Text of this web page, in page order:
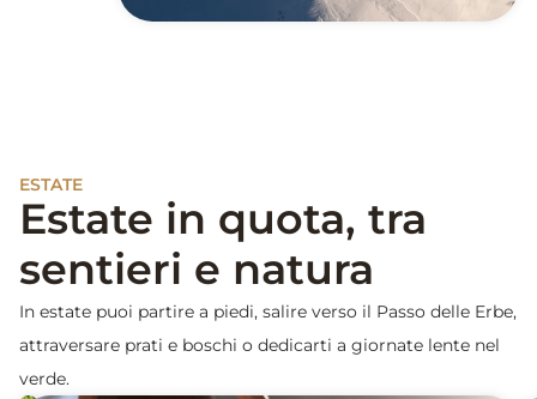
ESTATE
Estate in quota, tra
sentieri e natura
In estate puoi partire a piedi, salire verso il Passo delle Erbe,
attraversare prati e boschi o dedicarti a giornate lente nel
verde.